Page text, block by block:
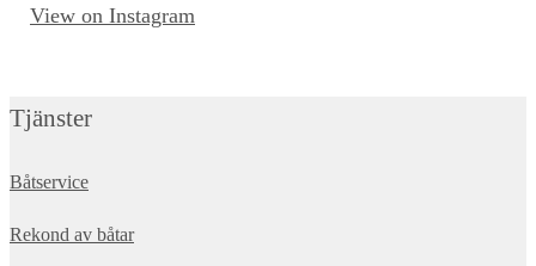
View on Instagram
Tjänster
Båtservice
Rekond av båtar